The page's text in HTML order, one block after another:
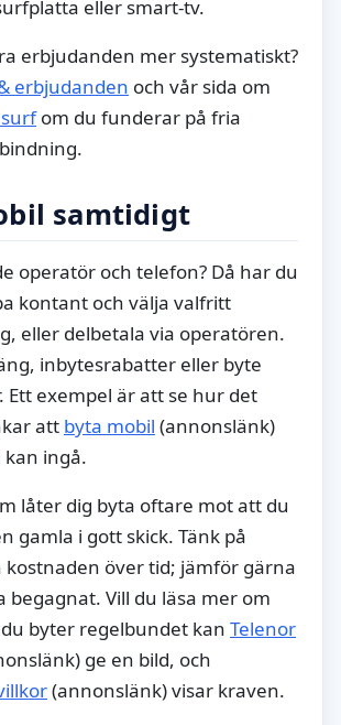
eller smart-tv.
erbjudanden mer systematiskt?
erbjudanden och vår sida om
om du funderar på fria
samtidigt
operatör och telefon? Då har du
kontant och välja valfritt
eller delbetala via operatören.
inbytesrabatter eller byte
Ett exempel är att se hur det
att byta mobil (annonslänk)
kan ingå.
låter dig byta oftare mot att du
gamla i gott skick. Tänk på
kostnaden över tid; jämför gärna
begagnat. Vill du läsa mer om
byter regelbundet kan Telenor
ge en bild, och
(annonslänk) visar kraven.